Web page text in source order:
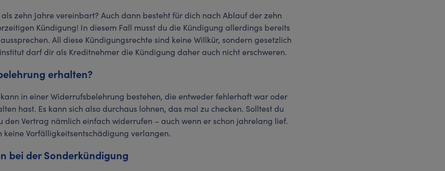
zehn Jahre vereinbart? Auch dann besteht für dich nach Ablauf der zehn
Kündigung! In diesem Fall musst du die Kündigung allerdings bereits
All diese Kündigungsrechte sind keine Willkür, sondern gesetzlich
darf dir als Kreditnehmer die Kündigung daher auch nicht erschweren.
erhalten?
in einer Widerrufsbelehrung bestehen, die entweder fehlerhaft war oder
hast. Es kann sich also durchaus lohnen, das mal zu checken. Solltest du
den Vertrag nämlich einfach widerrufen – auch wenn er schon jahrelang lief.
Vorfälligkeitsentschädigung verlangen.
bei der Sonderkündigung